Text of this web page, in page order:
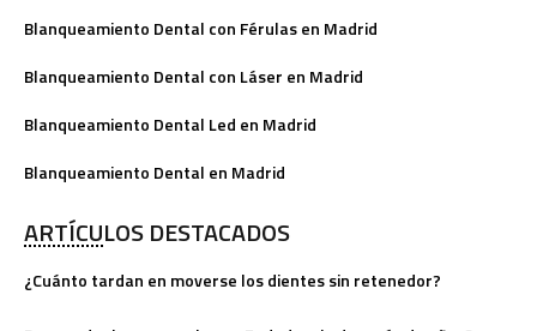
Blanqueamiento Dental con Férulas en Madrid
Blanqueamiento Dental con Láser en Madrid
Blanqueamiento Dental Led en Madrid
Blanqueamiento Dental en Madrid
ARTÍCULOS DESTACADOS
¿Cuánto tardan en moverse los dientes sin retenedor?